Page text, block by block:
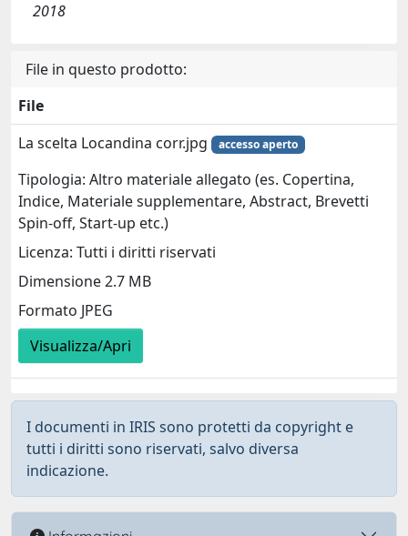
2018
File in questo prodotto:
File
La scelta Locandina corr.jpg
accesso aperto
Tipologia: Altro materiale allegato (es. Copertina,
Indice, Materiale supplementare, Abstract, Brevetti
Spin-off, Start-up etc.)
Licenza: Tutti i diritti riservati
Dimensione 2.7 MB
Formato JPEG
Visualizza/Apri
I documenti in IRIS sono protetti da copyright e
tutti i diritti sono riservati, salvo diversa
indicazione.